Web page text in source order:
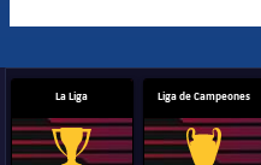
La Liga Liga de Campeones